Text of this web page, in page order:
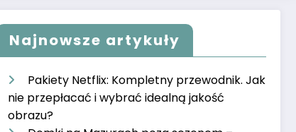
Najnowsze artykuły
Pakiety Netflix: Kompletny przewodnik. Jak
nie przepłacać i wybrać idealną jakość
obrazu?